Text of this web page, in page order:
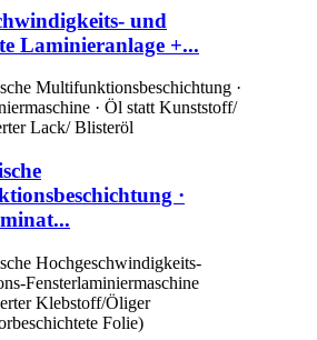
und
Laminieranlage +...
·